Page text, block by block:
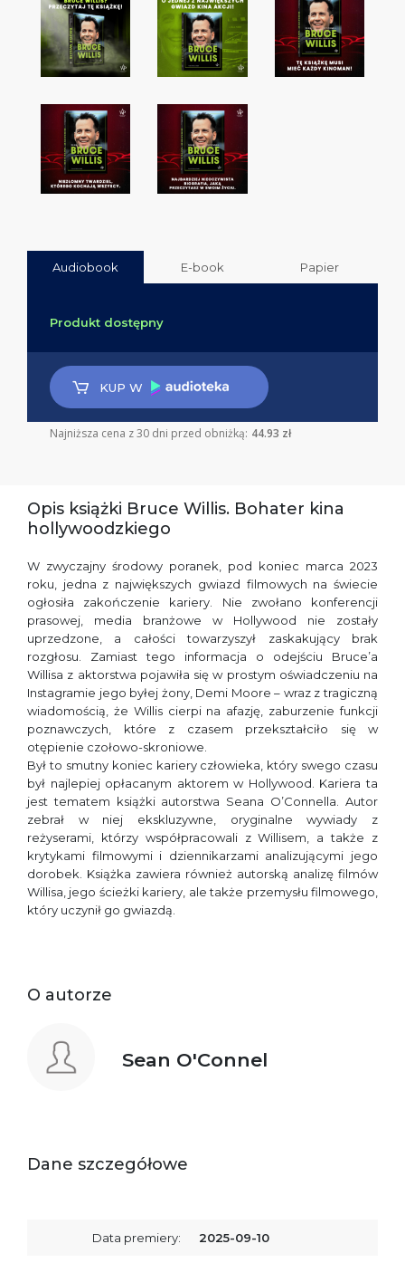
Audiobook E-book Papier
Produkt dostępny
KUP W
Najniższa cena z 30 dni przed obniżką: 44.93 zł
Opis książki Bruce Willis. Bohater kina
hollywoodzkiego
W zwyczajny środowy poranek, pod koniec marca 2023
roku, jedna z największych gwiazd filmowych na świecie
ogłosiła zakończenie kariery. Nie zwołano konferencji
prasowej, media branżowe w Hollywood nie zostały
uprzedzone, a całości towarzyszył zaskakujący brak
rozgłosu. Zamiast tego informacja o odejściu Bruce’a
Willisa z aktorstwa pojawiła się w prostym oświadczeniu na
Instagramie jego byłej żony, Demi Moore – wraz z tragiczną
wiadomością, że Willis cierpi na afazję, zaburzenie funkcji
poznawczych, które z czasem przekształciło się w
otępienie czołowo-skroniowe.
Był to smutny koniec kariery człowieka, który swego czasu
był najlepiej opłacanym aktorem w Hollywood. Kariera ta
jest tematem książki autorstwa Seana O’Connella. Autor
zebrał w niej ekskluzywne, oryginalne wywiady z
reżyserami, którzy współpracowali z Willisem, a także z
krytykami filmowymi i dziennikarzami analizującymi jego
dorobek. Książka zawiera również autorską analizę filmów
Willisa, jego ścieżki kariery, ale także przemysłu filmowego,
który uczynił go gwiazdą.
O autorze
Sean O'Connel
Dane szczegółowe
Data premiery: 2025-09-10